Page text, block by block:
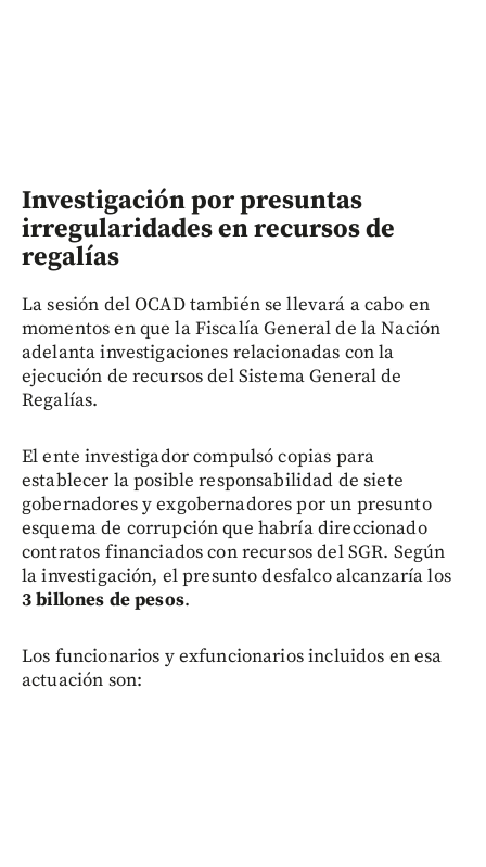
Investigación por presuntas
irregularidades en recursos de
regalías
La sesión del OCAD también se llevará a cabo en
momentos en que la Fiscalía General de la Nación
adelanta investigaciones relacionadas con la
ejecución de recursos del Sistema General de
Regalías.
El ente investigador compulsó copias para
establecer la posible responsabilidad de siete
gobernadores y exgobernadores por un presunto
esquema de corrupción que habría direccionado
contratos financiados con recursos del SGR. Según
la investigación, el presunto desfalco alcanzaría los
3 billones de pesos.
Los funcionarios y exfuncionarios incluidos en esa
actuación son: